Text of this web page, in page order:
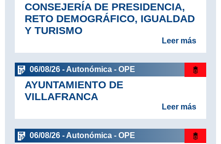
CONSEJERÍA DE PRESIDENCIA,
RETO DEMOGRÁFICO, IGUALDAD
Y TURISMO
Leer más
06/08/26 - Autonómica - OPE
AYUNTAMIENTO DE
VILLAFRANCA
Leer más
06/08/26 - Autonómica - OPE